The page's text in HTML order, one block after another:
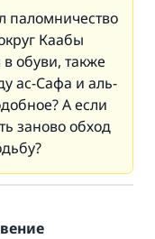
паломничество
Каабы
обуви, также
ас-Сафа и аль-
А если
заново обход